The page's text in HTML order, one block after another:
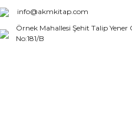
info@akmkitap.com
Örnek Mahallesi Şehit Talip Yener
No:181/B